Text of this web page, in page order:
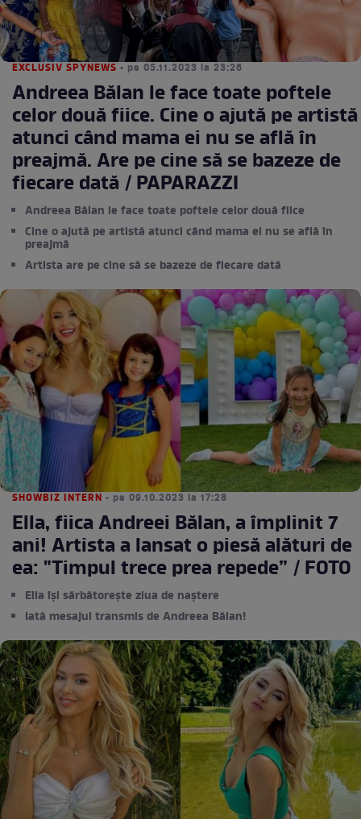
EXCLUSIV SPYNEWS • pe 05.11.2023 la 23:26
Andreea Bălan le face toate poftele
celor două fiice. Cine o ajută pe artistă
atunci când mama ei nu se află în
preajmă. Are pe cine să se bazeze de
fiecare dată / PAPARAZZI
Andreea Bălan le face toate poftele celor două fiice
Cine o ajută pe artistă atunci când mama ei nu se află în
preajmă
Artista are pe cine să se bazeze de fiecare dată
SHOWBIZ INTERN • pe 09.10.2023 la 17:28
Ella, fiica Andreei Bălan, a împlinit 7
ani! Artista a lansat o piesă alături de
ea: "Timpul trece prea repede” / FOTO
Ella își sărbătorește ziua de naștere
Iată mesajul transmis de Andreea Bălan!